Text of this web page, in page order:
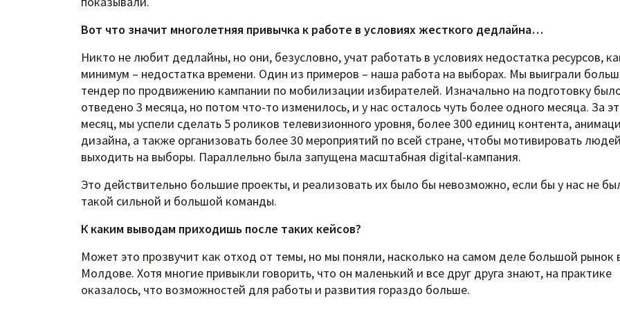
Вот что значит многолетняя привычка к работе в условиях жесткого дедлайна…
Никто не любит дедлайны, но они, безусловно, учат работать в условиях недостатка ресурсов,
минимум – недостатка времени. Один из примеров – наша работа на выборах. Мы выиграли
тендер по продвижению кампании по мобилизации избирателей. Изначально на подготовку
отведено 3 месяца, но потом что-то изменилось, и у нас осталось чуть более одного месяца. За
месяц, мы успели сделать 5 роликов телевизионного уровня, более 300 единиц контента,
дизайна, а также организовать более 30 мероприятий по всей стране, чтобы мотивировать людей
выходить на выборы. Параллельно была запущена масштабная digital-кампания.
Это действительно большие проекты, и реализовать их было бы невозможно, если бы у нас не
такой сильной и большой команды.
К каким выводам приходишь после таких кейсов?
Может это прозвучит как отход от темы, но мы поняли, насколько на самом деле большой рынок
Молдове. Хотя многие привыкли говорить, что он маленький и все друг друга знают, на практике
оказалось, что возможностей для работы и развития гораздо больше.